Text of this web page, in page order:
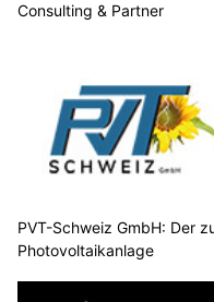
Consulting & Partner
PVT-Schweiz GmbH: Der
Photovoltaikanlage